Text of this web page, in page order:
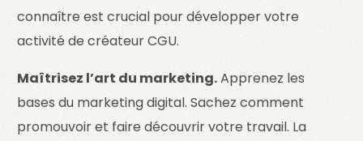
connaître est crucial pour développer votre
activité de créateur CGU.
Maîtrisez l’art du marketing.Apprenez les
bases du marketing digital. Sachez comment
promouvoir et faire découvrir votre travail. La